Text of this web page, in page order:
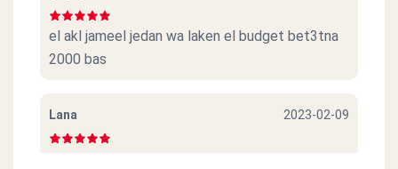
el akl jameel jedan wa laken el budget bet3tna
2000 bas
Lana 2023-02-09
جامد